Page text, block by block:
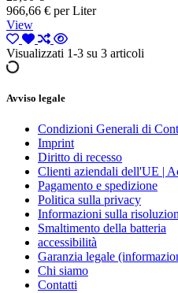
966,66 € per Liter
View
Visualizzati 1-3 su 3 articoli
Avviso legale
Condizioni Generali di
Imprint
Diritto di recesso
Clienti aziendali dell'UE |
Pagamento e spedizione
Politica sulla privacy
Informazioni sulla
Smaltimento della batteria
accessibilità
Garanzia legale
Chi siamo
Contatti